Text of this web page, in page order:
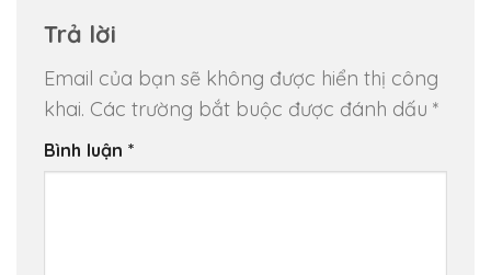
Trả lời
Email của bạn sẽ không được hiển thị công
khai. Các trường bắt buộc được đánh dấu *
Bình luận *